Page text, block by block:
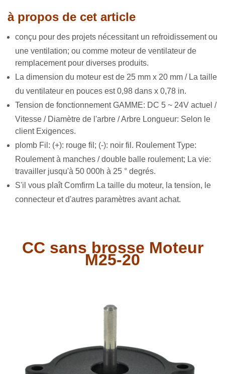
à propos de cet article
conçu pour des projets nécessitant un refroidissement ou
une ventilation; ou comme moteur de ventilateur de
remplacement pour diverses produits.
La dimension du moteur est de 25 mm x 20 mm / La taille
du ventilateur en pouces est 0,98 dans x 0,78 in.
Tension de fonctionnement GAMME: DC 5 ~ 24V actuel /
Vitesse / Diamètre de l'arbre / Arbre Longueur: Selon le
client Exigences.
plomb Fil: (+): rouge fil; (-): noir fil. Roulement Type:
Roulement à manches / double balle roulement; La vie:
travailler jusqu'à 50 000h à 25 ° degrés.
S'il vous plaît Comfirm La taille du moteur, la tension, le
connecteur et d'autres paramètres avant achat.
CC sans brosse Moteur
M25-20